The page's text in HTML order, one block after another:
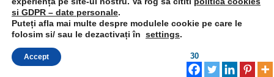
30
Papaya Loquat Trăiește un savuros moment
tropical!
Chimia creierului: cum moleculele modelează
si GDPR – date personale.
Puteți afla mai multe despre modulele cookie pe care le
folosim si/ sau le dezactivați în settings.
Accept